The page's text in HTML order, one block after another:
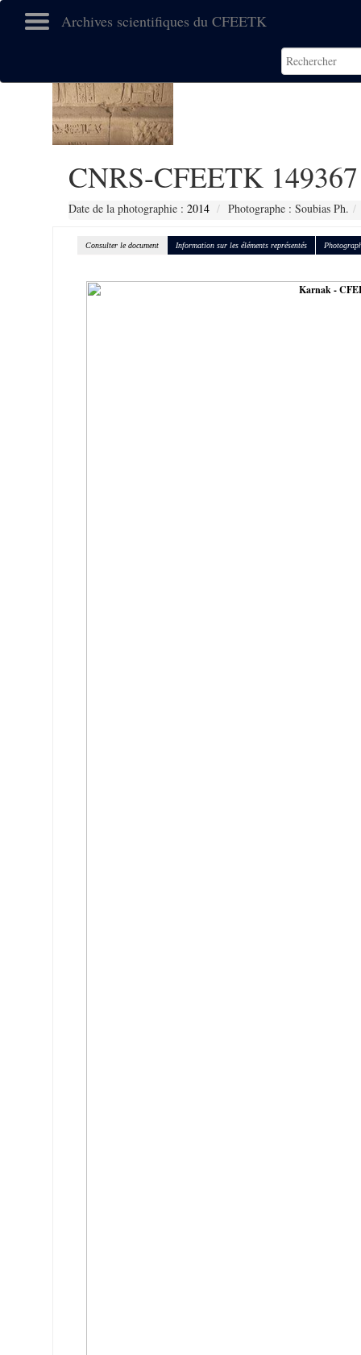
Archives scientifiques du CFEETK
CNRS-CFEETK 149367
Date de la photographie : 2014 Photographe : Soubias Ph.
Consulter le document Information sur les éléments représentés